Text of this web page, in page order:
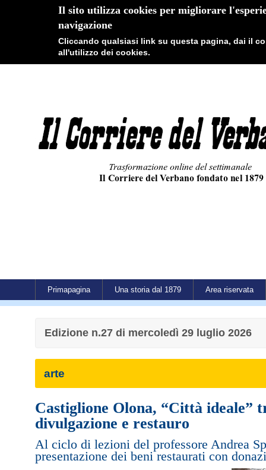
Il sito utilizza cookies per migliorare
navigazione
Cliccando qualsiasi link su questa pagina, dai il
all'utilizzo dei cookies.
Primapagina Una storia dal 1879 Area riservata
Edizione n.27 di mercoledì 29 luglio 2026
arte
Castiglione Olona, “Città ideale”
divulgazione e restauro
Al ciclo di lezioni del professore Andrea
presentazione dei beni restaurati con